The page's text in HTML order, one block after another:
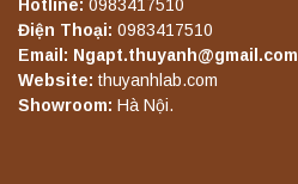
Hotline: 0983417510
Điện Thoại: 0983417510
Email: Ngapt.thuyanh@gmail.com
Website: thuyanhlab.com
Showroom: Hà Nội.